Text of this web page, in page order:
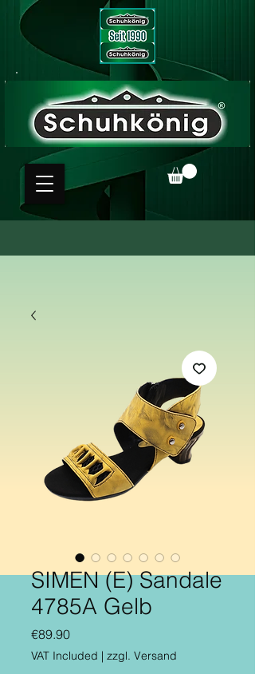
SIMEN (E) Sandale
4785A Gelb
€89.90Price
VAT Included | zzgl. Versand